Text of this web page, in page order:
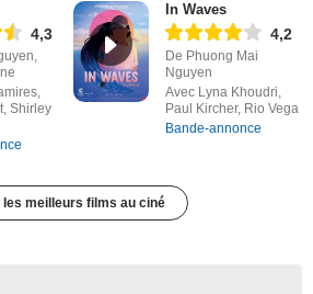
4,3
Shirley
In Waves
4,2
De Phuong Mai
Nguyen
Avec Lyna Khoudri,
Paul Kircher, Rio Vega
Bande-annonce
les meilleurs films au ciné